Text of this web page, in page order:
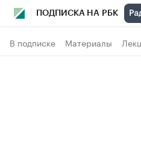
ПОДПИСКА НА РБК
В подписке Материалы